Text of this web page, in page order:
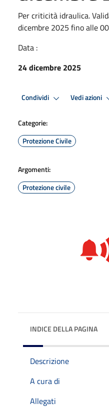
Per criticità idraulica.
dicembre 2025 fino alle
Data :
24 dicembre 2025
Condividi Vedi azioni
Categorie:
Protezione Civile
Argomenti:
Protezione civile
INDICE DELLA PAGINA
Descrizione
A cura di
Allegati